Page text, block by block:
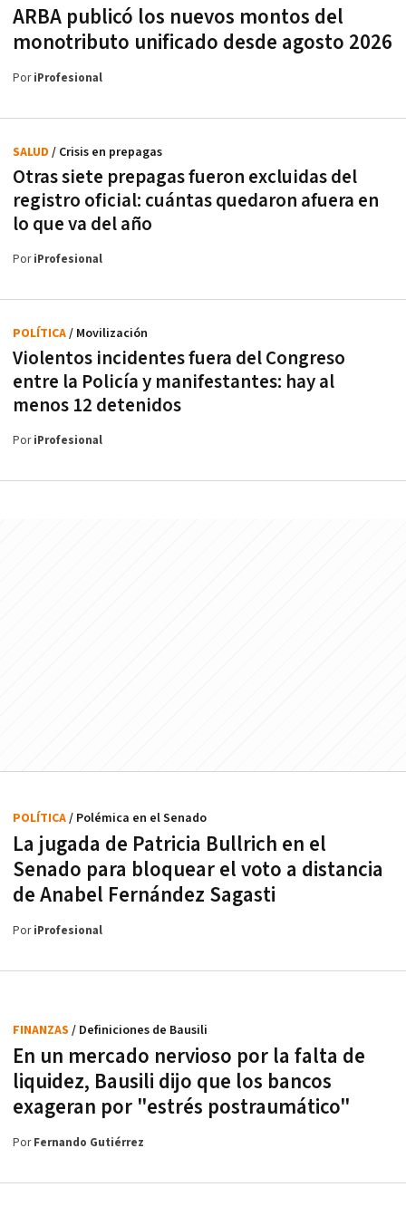
ARBA publicó los nuevos montos del
monotributo unificado desde agosto 2026
PoriProfesional
Otras siete prepagas fueron excluidas del
registro oficial: cuántas quedaron afuera en
lo que va del año
SALUD / Crisis en prepagas
PoriProfesional
Violentos incidentes fuera del Congreso
entre la Policía y manifestantes: hay al
menos 12 detenidos
POLÍTICA/ Movilización
PoriProfesional
La jugada de Patricia Bullrich en el
Senado para bloquear el voto a distancia
de Anabel Fernández Sagasti
POLÍTICA/ Polémica en el Senado
PoriProfesional
En un mercado nervioso por la falta de
liquidez, Bausili dijo que los bancos
exageran por "estrés postraumático"
FINANZAS / Definiciones de Bausili
PorFernando Gutiérrez